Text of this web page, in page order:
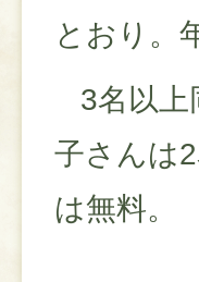
とおり。
3名以上
子さんは
は無料。